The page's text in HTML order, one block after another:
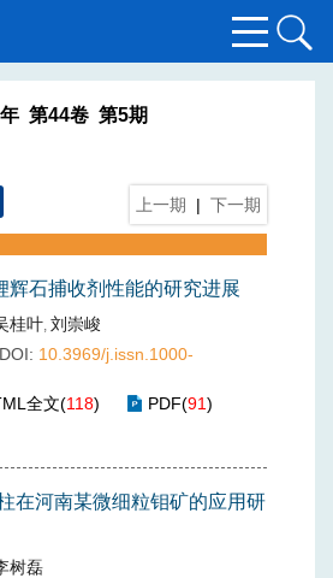
第44卷 第5期
上一期 | 下一期
辉石捕收剂性能的研究进展
桂叶, 刘崇峻
DOI: 10.3969/j.issn.1000-
全文(118) PDF(91)
在河南某微细粒钼矿的应用研
树磊